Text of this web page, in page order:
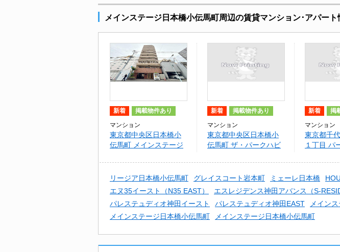
メインステージ日本橋小伝馬町周辺の賃貸マンション･アパート
新着 掲載物件あり
マンション
東京都中央区日本橋小
伝馬町 メインステージ
新着 掲載物件あり
マンション
東京都中央区日本橋小
伝馬町 ザ・パークハビ
新着 掲
マンション
東京都千
１丁目 パ
リージア日本橋小伝馬町 グレイスコート岩本町 ミェーレ日本橋
エヌ35イースト（N35 EAST）
エスレジデンス神田アバンス（S-
パレステュディオ神田イースト
パレステュディオ神田EAST
メイン
メインステージ日本橋小伝馬町
メインステージ日本橋小伝馬町